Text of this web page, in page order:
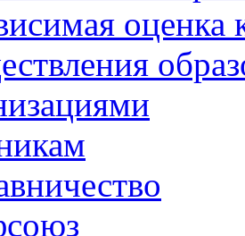
оценка